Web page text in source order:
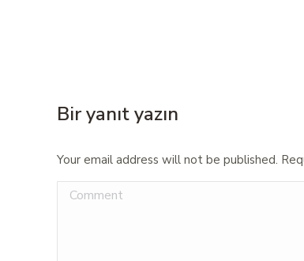
Bir yanıt yazın
Your email address will not be published.
Comment